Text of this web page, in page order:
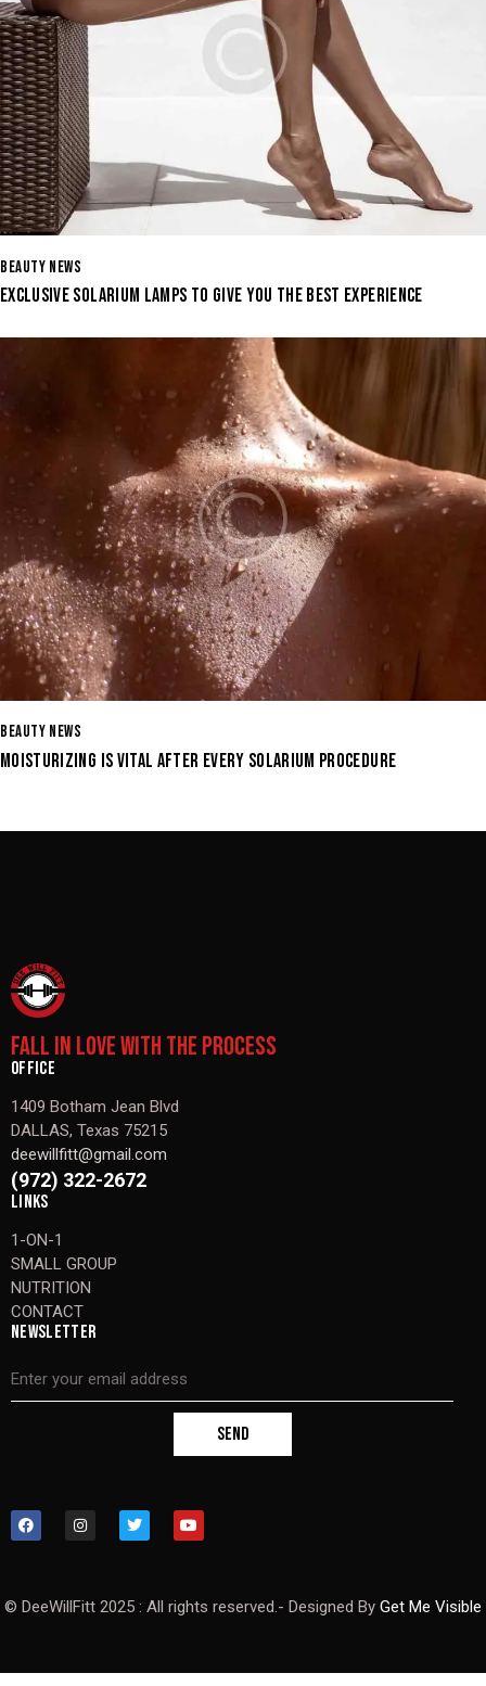
BEAUTY NEWS
EXCLUSIVE SOLARIUM LAMPS TO GIVE YOU THE BEST EXPERIENCE
BEAUTY NEWS
MOISTURIZING IS VITAL AFTER EVERY SOLARIUM PROCEDURE
FALL IN LOVE WITH THE PROCESS
OFFICE
1409 Botham Jean Blvd
DALLAS, Texas 75215
deewillfitt@gmail.com
(972) 322-2672
LINKS
1-ON-1
SMALL GROUP
NUTRITION
CONTACT
NEWSLETTER
SEND
© DeeWillFitt 2025 : All rights reserved.- Designed By Get Me Visible